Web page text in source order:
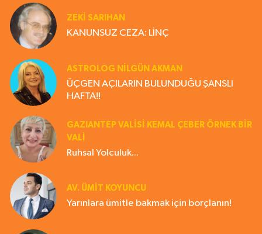
ZEKI SARIHAN
KANUNSUZ CEZA: LİNÇ
ASTROLOG NILGÜN AKMAN
ÜÇGEN AÇILARIN BULUNDUĞU ŞANSLI
HAFTA!!
GAZIANTEP VALISI KEMAL ÇEBER ÖRNEK BİR
VALİ
Ruhsal Yolculuk...
AV. ÜMIT KOYUNCU
Yarınlara ümitle bakmak için borçlanın!